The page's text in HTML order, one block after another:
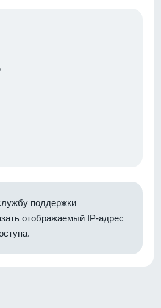
поддержки
отображаемый IP-адрес